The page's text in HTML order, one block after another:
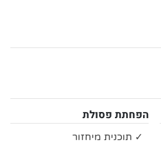
הפחתת פסולת
✓ תוכנית מיחזור